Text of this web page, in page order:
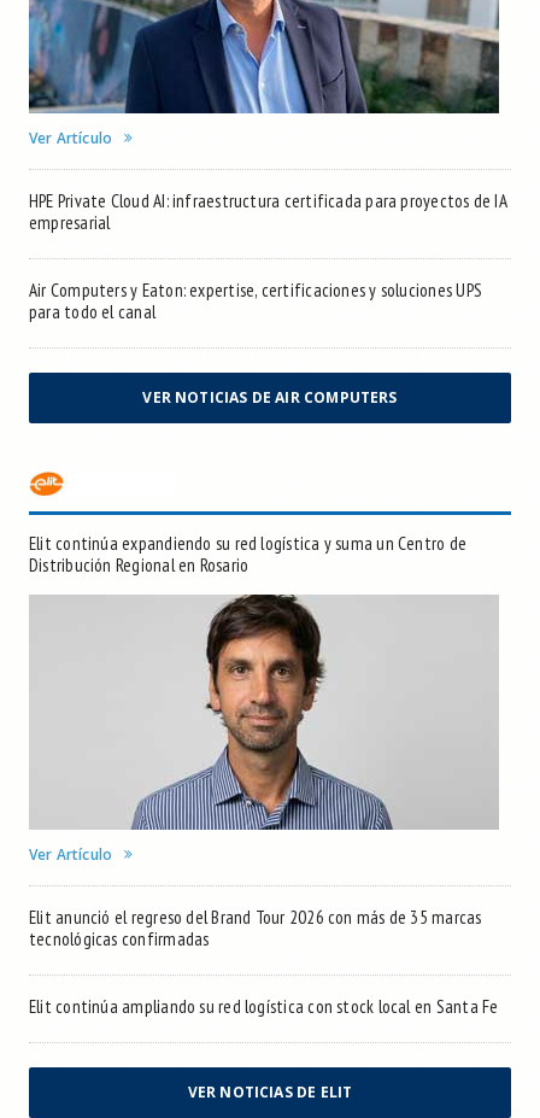
Ver Artículo
HPE Private Cloud AI: infraestructura certificada para proyectos de IA
empresarial
Air Computers y Eaton: expertise, certificaciones y soluciones UPS
para todo el canal
VER NOTICIAS DE AIR COMPUTERS
Elit continúa expandiendo su red logística y suma un Centro de
Distribución Regional en Rosario
Ver Artículo
Elit anunció el regreso del Brand Tour 2026 con más de 35 marcas
tecnológicas confirmadas
Elit continúa ampliando su red logística con stock local en Santa Fe
VER NOTICIAS DE ELIT